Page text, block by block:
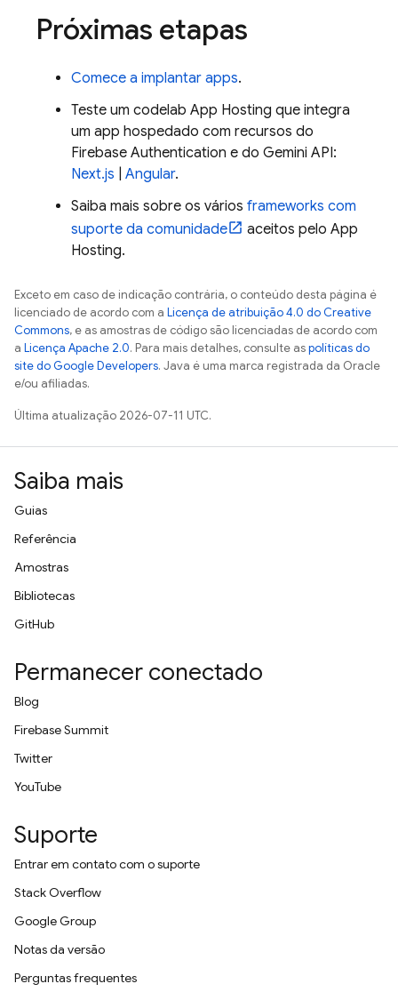
Próximas etapas
Comece a implantar apps.
Teste um codelab App Hosting que integra
um app hospedado com recursos do
Firebase Authentication e do Gemini API:
Next.js
Angular.
Saiba mais sobre os vários frameworks com
suporte da comunidade
aceitos pelo App
Hosting.
Exceto em caso de indicação contrária, o conteúdo desta página é
licenciado de acordo com a Licença de atribuição 4.0 do Creative
Commons, e as amostras de código são licenciadas de acordo com
a Licença Apache 2.0. Para mais detalhes, consulte aspolíticas do
site do Google Developers. Java é uma marca registrada da Oracle
e/ou afiliadas.
Última atualização 2026-07-11 UTC.
Saiba mais
Guias
Referência
Amostras
Bibliotecas
GitHub
Permanecer conectado
Blog
Firebase Summit
Twitter
YouTube
Suporte
Entrar em contato com o suporte
Stack Overflow
Google Group
Notas da versão
Perguntas frequentes